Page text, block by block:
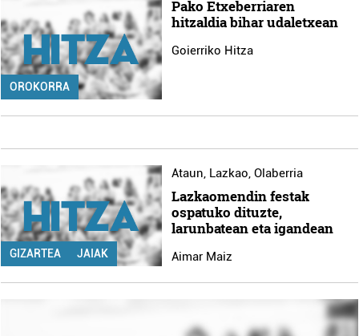
OROKORRA
Pako Etxeberriaren
hitzaldia bihar udaletxean
Goierriko Hitza
GIZARTEA JAIAK
Ataun, Lazkao, Olaberria
Lazkaomendin festak
ospatuko dituzte,
larunbatean eta igandean
Aimar Maiz